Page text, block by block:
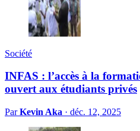
Société
INFAS : l’accès à la
ouvert aux étudiants privés
ParKevin Aka · déc. 12, 2025